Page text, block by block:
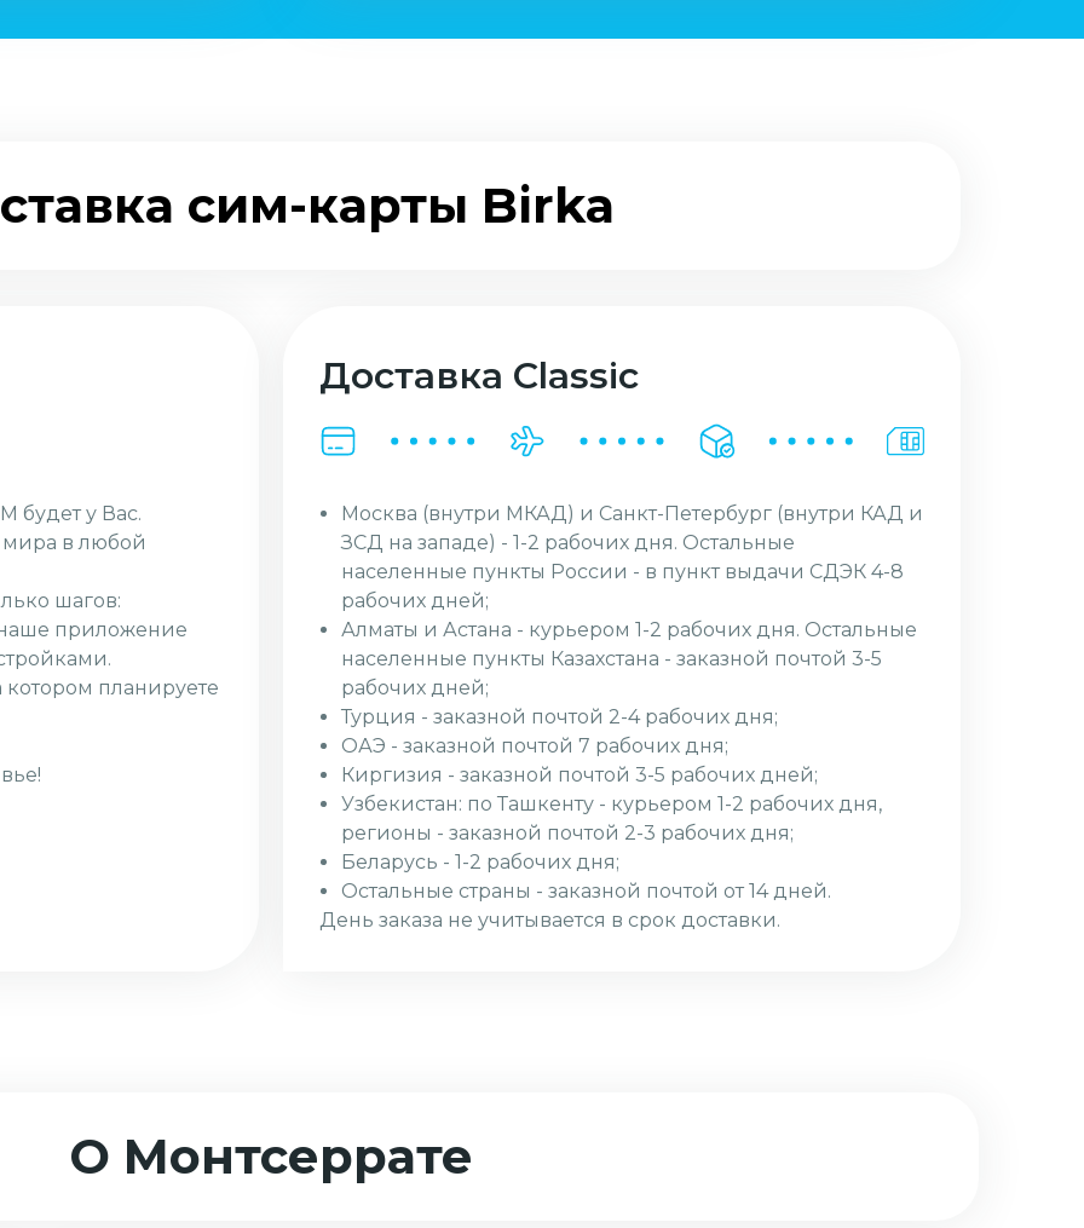
сим-карты Birka
будет у Вас.
мира в любой
шагов:
наше приложение
котором планируете
Доставка Classic
Москва (внутри МКАД) и Санкт-Петербург (внутри КАД и
ЗСД на западе) - 1-2 рабочих дня. Остальные
населенные пункты России - в пункт выдачи СДЭК 4-8
рабочих дней;
Алматы и Астана - курьером 1-2 рабочих дня. Остальные
населенные пункты Казахстана - заказной почтой 3-5
рабочих дней;
Турция - заказной почтой 2-4 рабочих дня;
ОАЭ - заказной почтой 7 рабочих дня;
Киргизия - заказной почтой 3-5 рабочих дней;
Узбекистан: по Ташкенту - курьером 1-2 рабочих дня,
регионы - заказной почтой 2-3 рабочих дня;
Беларусь - 1-2 рабочих дня;
Остальные страны - заказной почтой от 14 дней.
День заказа не учитывается в срок доставки.
О Монтсеррате